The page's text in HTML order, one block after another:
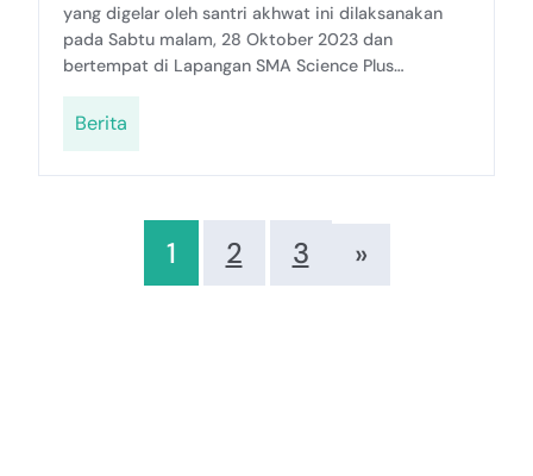
yang digelar oleh santri akhwat ini dilaksanakan
pada Sabtu malam, 28 Oktober 2023 dan
bertempat di Lapangan SMA Science Plus…
Berita
1 2 3 »